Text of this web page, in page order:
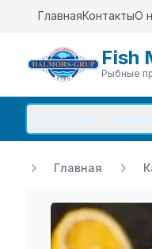
ГлавнаяКонтактыО
Fish
Рыбные
Главная